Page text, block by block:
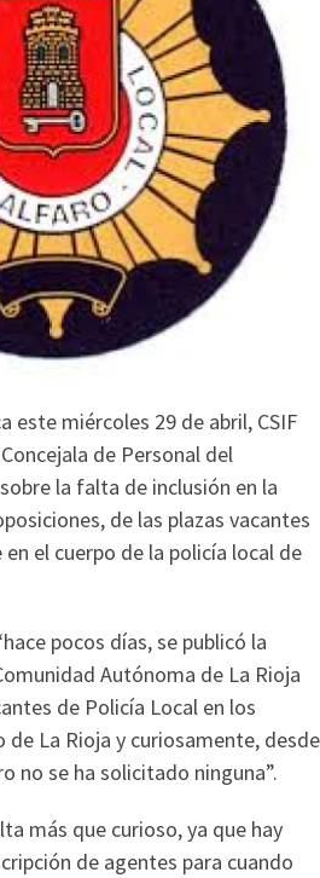
este miércoles 29 de abril, CSIF
de Personal del
la falta de inclusión en la
de las plazas vacantes
el cuerpo de la policía local de
pocos días, se publicó la
Autónoma de La Rioja
de Policía Local en los
La Rioja y curiosamente, desde
no se ha solicitado ninguna”.
más que curioso, ya que hay
de agentes para cuando